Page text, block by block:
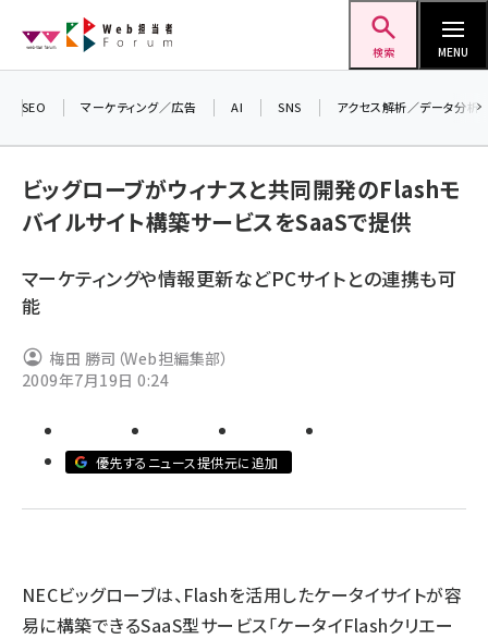
ン
検索 MENU
ai (2820)
note (2322)
z世代 (1629)
SEO マーケティング／広告 AI SNS アクセス解析／データ分析
ビッグローブがウィナスと共同開発のFlashモ
バイルサイト構築サービスをSaaSで提供
マーケティングや情報更新などPCサイトとの連携も可
能
梅田 勝司（Web担編集部）
2009年7月19日 0:24
優先するニュース提供元に追加
NECビッグローブは、Flashを活用したケータイサイトが容
易に構築できるSaaS型サービス「ケータイFlashクリエー
る